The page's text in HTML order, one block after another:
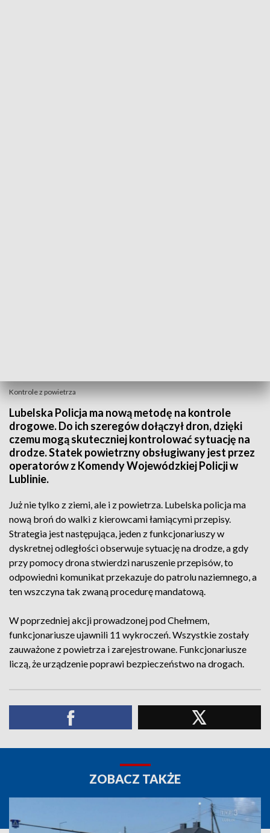
Kontrole z powietrza
Lubelska Policja ma nową metodę na kontrole
drogowe. Do ich szeregów dołączył dron, dzięki
czemu mogą skuteczniej kontrolować sytuację na
drodze. Statek powietrzny obsługiwany jest przez
operatorów z Komendy Wojewódzkiej Policji w
Lublinie.
Już nie tylko z ziemi, ale i z powietrza. Lubelska policja ma
nową broń do walki z kierowcami łamiącymi przepisy.
Strategia jest następująca, jeden z funkcjonariuszy w
dyskretnej odległości obserwuje sytuację na drodze, a gdy
przy pomocy drona stwierdzi naruszenie przepisów, to
odpowiedni komunikat przekazuje do patrolu naziemnego, a
ten wszczyna tak zwaną procedurę mandatową.
W poprzedniej akcji prowadzonej pod Chełmem,
funkcjonariusze ujawnili 11 wykroczeń. Wszystkie zostały
zauważone z powietrza i zarejestrowane. Funkcjonariusze
liczą, że urządzenie poprawi bezpieczeństwo na drogach.
ZOBACZ TAKŻE